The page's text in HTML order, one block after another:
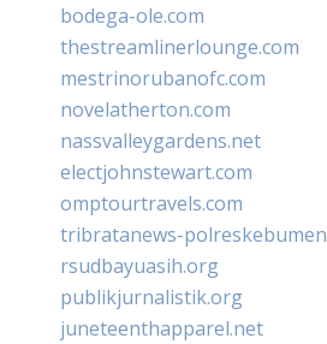
bodega-ole.com
thestreamlinerlounge.com
mestrinorubanofc.com
novelatherton.com
nassvalleygardens.net
electjohnstewart.com
omptourtravels.com
tribratanews-
rsudbayuasih.org
publikjurnalistik.org
juneteenthapparel.net